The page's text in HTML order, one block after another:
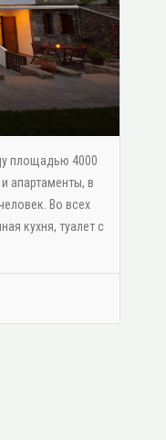
площадью 4000
апартаменты, в
Во всех
кухня, туалет с